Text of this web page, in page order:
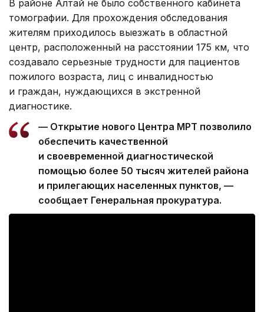
В районе Алтай не было собственного кабинета
томографии. Для прохождения обследования
жителям приходилось выезжать в областной
центр, расположенный на расстоянии 175 км, что
создавало серьезные трудности для пациентов
пожилого возраста, лиц с инвалидностью
и граждан, нуждающихся в экстренной
диагностике.
— Открытие нового Центра МРТ позволило
обеспечить качественной
и своевременной диагностической
помощью более 50 тысяч жителей района
и прилегающих населенных пунктов, —
сообщает Генеральная прокуратура.